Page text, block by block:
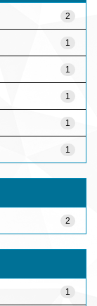
2
1
1
1
1
1
2
1